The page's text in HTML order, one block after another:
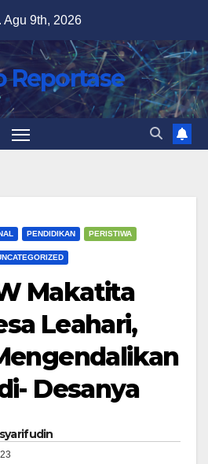
Agu 9th, 2026
Reportase
PENDIDIKAN PERISTIWA
Makatita
Leahari,
Desanya